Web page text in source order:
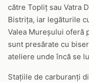
către Topliț sau Vatra
Bistrița, iar legăturile
Valea Mureșului oferă
sunt presărate cu
ateliere unde încă se
Stațiile de carburanți